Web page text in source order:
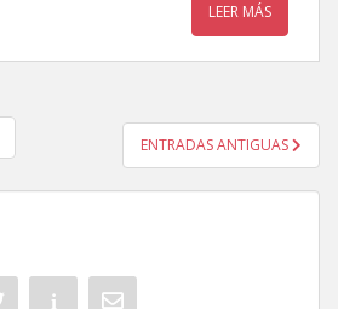
LEER MÁS
DE ENTRADAS
ENTRADAS ANTIGUAS